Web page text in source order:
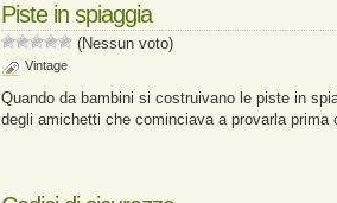
Piste in spiaggia
(Nessun voto)
Vintage
Quando da bambini si costruivano le piste in
degli amichetti che cominciava a provarla prima